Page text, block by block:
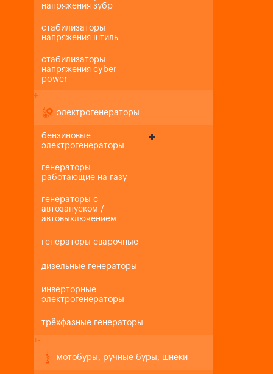
напряжения зубр
стабилизаторы
напряжения штиль
стабилизаторы
напряжения cyber
power
+-
электрогенераторы
бензиновые
электрогенераторы
генераторы
работающие на газу
генераторы с
автозапуском /
автовыключением
генераторы сварочные
дизельные генераторы
инверторные
электрогенераторы
трёхфазные генераторы
+-
мотобуры, ручные буры, шнеки